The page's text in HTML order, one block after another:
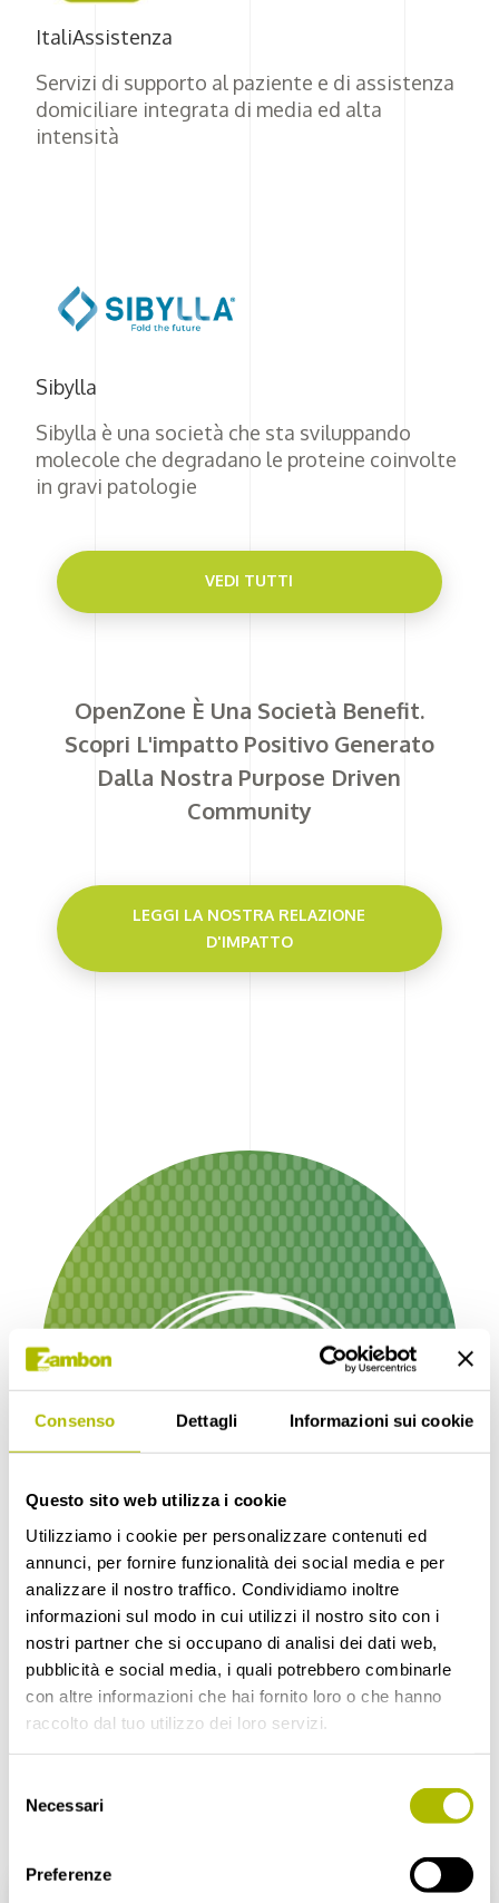
Consenso Dettagli Informazioni sui cookie
Questo sito web utilizza i cookie
Utilizziamo i cookie per personalizzare contenuti ed
annunci, per fornire funzionalità dei social media e per
analizzare il nostro traffico. Condividiamo inoltre
informazioni sul modo in cui utilizzi il nostro sito con i
nostri partner che si occupano di analisi dei dati web,
pubblicità e social media, i quali potrebbero combinarle
con altre informazioni che hai fornito loro o che hanno
raccolto dal tuo utilizzo dei loro servizi.
delNecessari
Preferenze
ItaliAssistenza
Servizi di supporto al paziente e di assistenza
domiciliare integrata di media ed alta
intensità
Sibylla
Sibylla è una società che sta sviluppando
molecole che degradano le proteine coinvolte
in gravi patologie
VEDI TUTTI
OpenZone È Una Società Benefit.
Scopri L'impatto Positivo Generato
Dalla Nostra Purpose Driven
Community
LEGGI LA NOSTRA RELAZIONE
D'IMPATTO
WE ARE HIRING!
Le imprese che fanno parte di OpenZone sono alla
Invia la tua candidatura.